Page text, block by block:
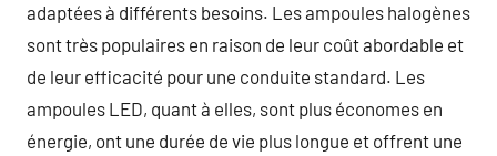
adaptées à différents besoins. Les ampoules halogènes
sont très populaires en raison de leur coût abordable et
de leur efficacité pour une conduite standard. Les
ampoules LED, quant à elles, sont plus économes en
énergie, ont une durée de vie plus longue et offrent une